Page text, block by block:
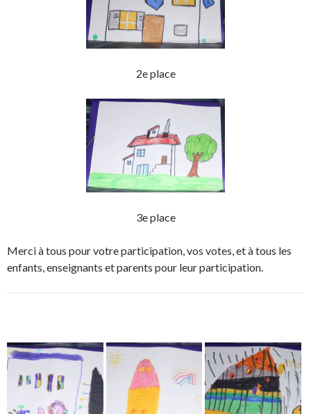
2e place
3e place
Merci à tous pour votre participation, vos votes, et à tous les
enfants, enseignants et parents pour leur participation.